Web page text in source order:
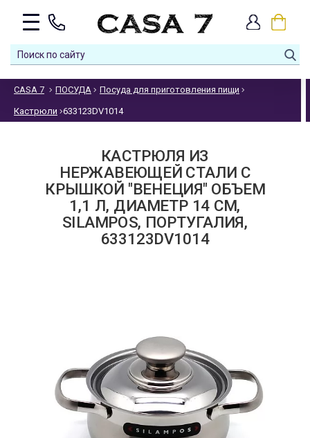
CASA 7 ПОСУДА Посуда для приготовления пищи
Кастрюли 633123DV1014
КАСТРЮЛЯ ИЗ
НЕРЖАВЕЮЩЕЙ СТАЛИ С
КРЫШКОЙ "ВЕНЕЦИЯ" ОБЪЕМ
1,1 Л, ДИАМЕТР 14 СМ,
SILAMPOS, ПОРТУГАЛИЯ,
633123DV1014